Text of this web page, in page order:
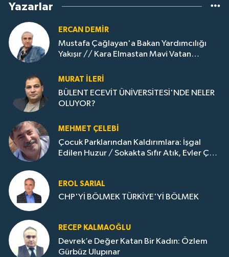
Yazarlar
ERCAN DEMIR
Mustafa Çağlayan'a Bakan Yardımcılığı
Yakışır // ​Kara Elmastan Mavi Vatan
MURAT İLERI
BÜLENT ECEVİT ÜNİVERSİTESİ'NDE NELER
OLUYOR?
MEHMET ÇELEBI
Çocuk Parklarından Kaldırımlara: İşgal
Edilen Huzur / Sokakta Sıfır Atık, Evler Çöp
EROL SARIAL
CHP'Yİ BÖLMEK TÜRKİYE'Yİ BÖLMEK
RECEP KALMAOĞLU
Devrek’e Değer Katan Bir Kadın: Özlem
Gürbüz Ulupınar